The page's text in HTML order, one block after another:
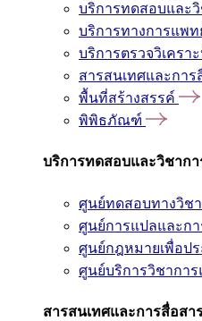
บริการทดสอบและ
บริการทางการแพท
บริการตรวจวิเคร
สารสนเทศและการ
พื้นที่สร้างสรรค์
พิพิธภัณฑ์
บริการทดสอบและวิชากา
ศูนย์ทดสอบทางวิช
ศูนย์การแปลและก
ศูนย์กฎหมายเพื่อป
ศูนย์บริการวิชากา
สารสนเทศและการสื่อสา